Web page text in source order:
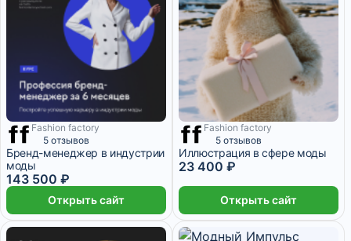
6 месяцев
Fashion factory
5 отзывов
Бренд-менеджер в индустрии
моды
143 500 ₽
Открыть сайт
3 месяца
Fashion factory
5 отзывов
Иллюстрация в сфере моды
23 400 ₽
Открыть сайт